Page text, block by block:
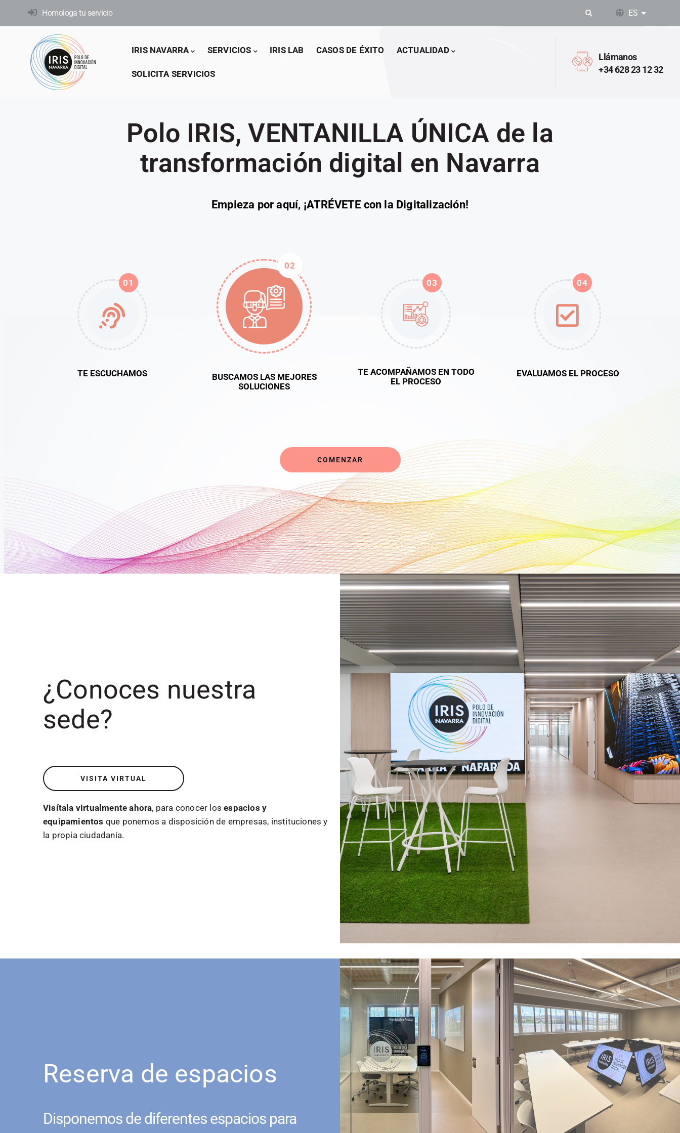
principal
Homologa tu servicio ES Lista
Main
IRIS NAVARRA SERVICIOS IRIS LAB CASOS DE ÉXITO ACTUALIDAD
SOLICITA SERVICIOS
Llámanos
+34 628 23 12 32
Polo IRIS, VENTANILLA ÚNICA de la
transformación digital en Navarra
Empieza por aquí, ¡ATRÉVETE con la Digitalización!
01
TE ESCUCHAMOS
02
BUSCAMOS LAS MEJORES
SOLUCIONES
03
TE ACOMPAÑAMOS EN TODO
EL PROCESO
04
EVALUAMOS EL PROCESO
COMENZAR
¿Conoces nuestra
sede?
VISITA VIRTUAL
Visítala virtualmente ahora, para conocer losespacios y
equipamientos que ponemos a disposición de empresas, instituciones y
la propia ciudadanía.
Reserva de espacios
Disponemos de diferentes espacios para